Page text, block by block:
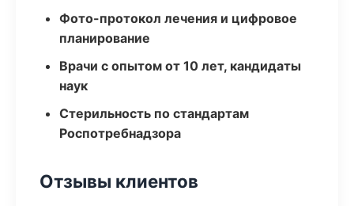
Фото-протокол лечения и цифровое
планирование
Врачи с опытом от 10 лет, кандидаты
наук
Стерильность по стандартам
Роспотребнадзора
Отзывы клиентов